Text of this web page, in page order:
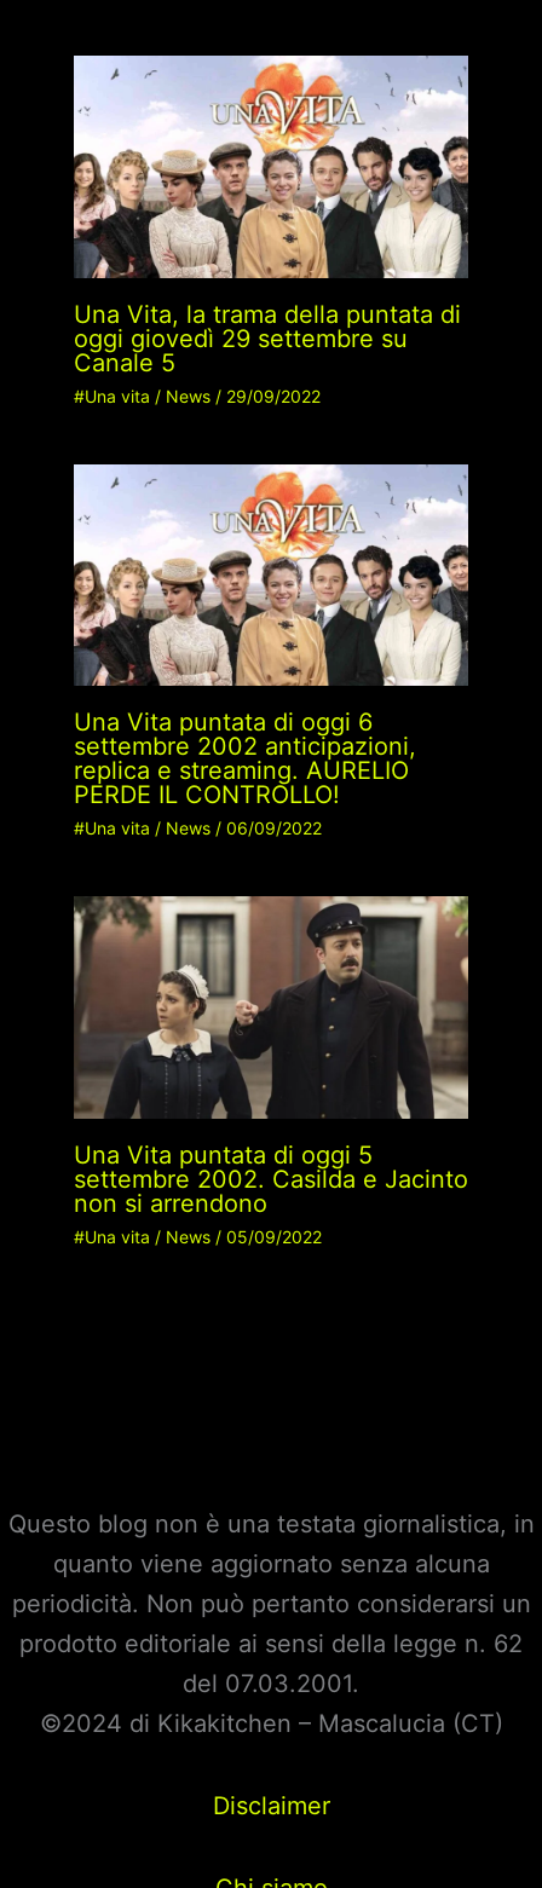
Una Vita, la trama della puntata di
oggi giovedì 29 settembre su
Canale 5
#Una vita / News/ 29/09/2022
Una Vita puntata di oggi 6
settembre 2002 anticipazioni,
replica e streaming. AURELIO
PERDE IL CONTROLLO!
#Una vita / News/ 06/09/2022
Una Vita puntata di oggi 5
settembre 2002. Casilda e Jacinto
non si arrendono
#Una vita / News/ 05/09/2022
Questo blog non è una testata giornalistica, in
quanto viene aggiornato senza alcuna
periodicità. Non può pertanto considerarsi un
prodotto editoriale ai sensi della legge n. 62
del 07.03.2001.
©2024 di Kikakitchen – Mascalucia (CT)
Disclaimer